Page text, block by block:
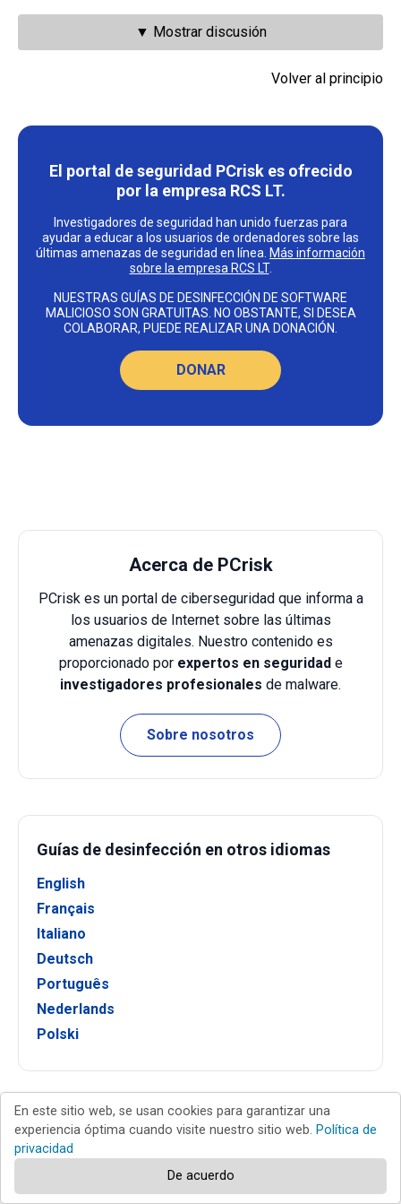
▼ Mostrar discusión
Volver al principio
El portal de seguridad PCrisk es ofrecido
por la empresa RCS LT.
Investigadores de seguridad han unido fuerzas para
ayudar a educar a los usuarios de ordenadores sobre las
últimas amenazas de seguridad en línea. Más información
sobre la empresa RCS LT.
NUESTRAS GUÍAS DE DESINFECCIÓN DE SOFTWARE
MALICIOSO SON GRATUITAS. NO OBSTANTE, SI DESEA
COLABORAR, PUEDE REALIZAR UNA DONACIÓN.
DONAR
Acerca de PCrisk
PCrisk es un portal de ciberseguridad que informa a
los usuarios de Internet sobre las últimas
amenazas digitales. Nuestro contenido es
proporcionado por expertos en seguridad e
investigadores profesionales de malware.
Sobre nosotros
Guías de desinfección en otros idiomas
English
Français
Italiano
Deutsch
Português
Nederlands
Polski
Nuevas guías para la eliminación de virus
CRIMSON Ransomware
En este sitio web, se usan cookies para garantizar una
experiencia óptima cuando visite nuestro sitio web. Política de
privacidad
De acuerdo